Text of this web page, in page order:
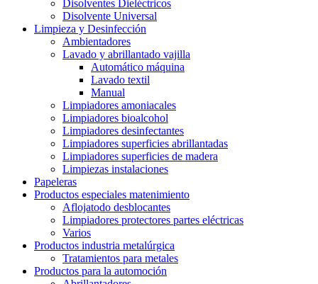
Disolventes Dieléctricos
Disolvente Universal
Limpieza y Desinfección
Ambientadores
Lavado y abrillantado vajilla
Automático máquina
Lavado textil
Manual
Limpiadores amoniacales
Limpiadores bioalcohol
Limpiadores desinfectantes
Limpiadores superficies abrillantadas
Limpiadores superficies de madera
Limpiezas instalaciones
Papeleras
Productos especiales matenimiento
Aflojatodo desblocantes
Limpiadores protectores partes eléctricas
Varios
Productos industria metalúrgica
Tratamientos para metales
Productos para la automoción